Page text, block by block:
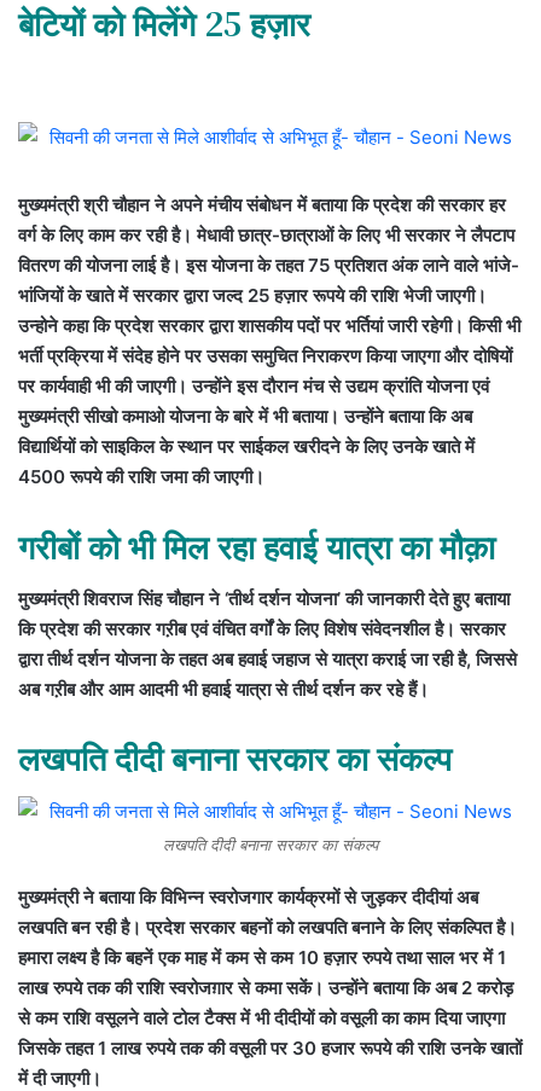
बेटियों को मिलेंगे 25 हज़ार
मुख्यमंत्री श्री चौहान ने अपने मंचीय संबोधन में बताया कि प्रदेश की सरकार हर
वर्ग के लिए काम कर रही है। मेधावी छात्र-छात्राओं के लिए भी सरकार ने लैपटाप
वितरण की योजना लाई है। इस योजना के तहत 75 प्रतिशत अंक लाने वाले भांजे-
भांजियों के खाते में सरकार द्वारा जल्द 25 हज़ार रूपये की राशि भेजी जाएगी।
उन्होने कहा कि प्रदेश सरकार द्वारा शासकीय पदों पर भर्तियां जारी रहेगी। किसी भी
भर्ती प्रक्रिया में संदेह होने पर उसका समुचित निराकरण किया जाएगा और दोषियों
पर कार्यवाही भी की जाएगी। उन्होंने इस दौरान मंच से उद्यम क्रांति योजना एवं
मुख्यमंत्री सीखो कमाओ योजना के बारे में भी बताया। उन्होंने बताया कि अब
विद्यार्थियों को साइकिल के स्थान पर साईकल खरीदने के लिए उनके खाते में
4500 रूपये की राशि जमा की जाएगी।
गरीबों को भी मिल रहा हवाई यात्रा का मौक़ा
मुख्यमंत्री शिवराज सिंह चौहान ने ‘तीर्थ दर्शन योजना’ की जानकारी देते हुए बताया
कि प्रदेश की सरकार गऱीब एवं वंचित वर्गों के लिए विशेष संवेदनशील है। सरकार
द्वारा तीर्थ दर्शन योजना के तहत अब हवाई जहाज से यात्रा कराई जा रही है, जिससे
अब गऱीब और आम आदमी भी हवाई यात्रा से तीर्थ दर्शन कर रहे हैं।
लखपति दीदी बनाना सरकार का संकल्प
लखपति दीदी बनाना सरकार का संकल्प
मुख्यमंत्री ने बताया कि विभिन्न स्वरोजगार कार्यक्रमों से जुड़कर दीदीयां अब
लखपति बन रही है। प्रदेश सरकार बहनों को लखपति बनाने के लिए संकल्पित है।
हमारा लक्ष्य है कि बहनें एक माह में कम से कम 10 हज़ार रुपये तथा साल भर में 1
लाख रुपये तक की राशि स्वरोजग़ार से कमा सकें। उन्होंने बताया कि अब 2 करोड़
से कम राशि वसूलने वाले टोल टैक्स में भी दीदीयों को वसूली का काम दिया जाएगा
जिसके तहत 1 लाख रुपये तक की वसूली पर 30 हजार रूपये की राशि उनके खातों
में दी जाएगी।